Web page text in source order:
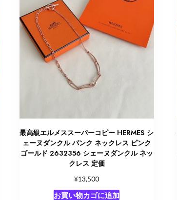
最高級エルメススーパーコピー HERMES シ
ェーヌダンクル パンク ネックレス ピンク
ゴールド 2632356 シェーヌダンクル ネッ
クレス 定価
¥13,500
お買い物カゴに追加